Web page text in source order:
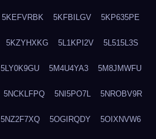
5KEFVRBK 5KFBILGV 5KP635PE
5KZYHXKG 5L1KPI2V 5L515L3S
5LY0K9GU 5M4U4YA3 5M8JMWFU
5NCKLFPQ 5NI5PO7L 5NROBV9R
5NZ2F7XQ 5OGIRQDY 5OIXNVW6